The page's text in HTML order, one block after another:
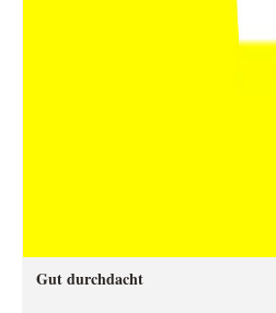
Gut durchdacht